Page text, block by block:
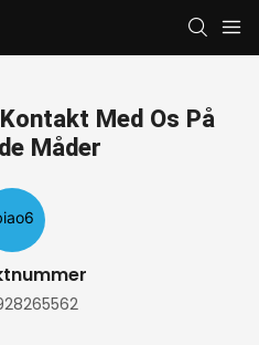
Med Os På
Måder